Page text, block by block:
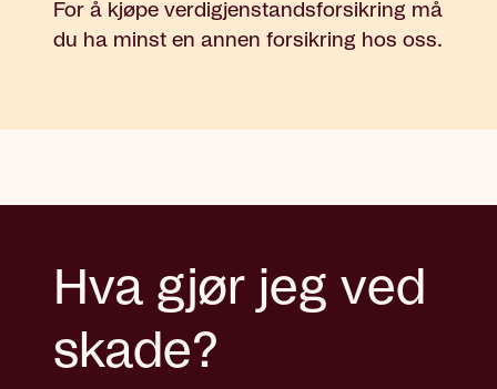
For å kjøpe verdigjenstandsforsikring må
du ha minst en annen forsikring hos oss.
Hva gjør jeg ved
skade?